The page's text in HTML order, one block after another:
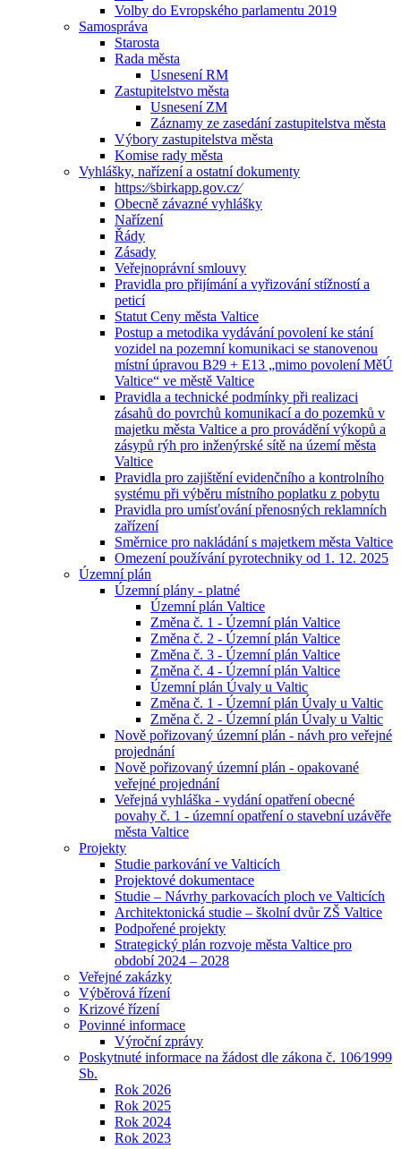
Volby do Evropského parlamentu 2019
Samospráva
Starosta
Rada města
Usnesení RM
Zastupitelstvo města
Usnesení ZM
Záznamy ze zasedání zastupitelstva města
Výbory zastupitelstva města
Komise rady města
Vyhlášky, nařízení a ostatní dokumenty
https:⁄⁄sbirkapp.gov.cz⁄
Obecně závazné vyhlášky
Nařízení
Řády
Zásady
Veřejnoprávní smlouvy
Pravidla pro přijímání a vyřizování stížností a
peticí
Statut Ceny města Valtice
Postup a metodika vydávání povolení ke stání
vozidel na pozemní komunikaci se stanovenou
místní úpravou B29 + E13 „mimo povolení MěÚ
Valtice“ ve městě Valtice
Pravidla a technické podmínky při realizaci
zásahů do povrchů komunikací a do pozemků v
majetku města Valtice a pro provádění výkopů a
zásypů rýh pro inženýrské sítě na území města
Valtice
Pravidla pro zajištění evidenčního a kontrolního
systému při výběru místního poplatku z pobytu
Pravidla pro umísťování přenosných reklamních
zařízení
Směrnice pro nakládání s majetkem města Valtice
Omezení používání pyrotechniky od 1. 12. 2025
Územní plán
Územní plány - platné
Územní plán Valtice
Změna č. 1 - Územní plán Valtice
Změna č. 2 - Územní plán Valtice
Změna č. 3 - Územní plán Valtice
Změna č. 4 - Územní plán Valtice
Územní plán Úvaly u Valtic
Změna č. 1 - Územní plán Úvaly u Valtic
Změna č. 2 - Územní plán Úvaly u Valtic
Nově pořizovaný územní plán - návh pro veřejné
projednání
Nově pořizovaný územní plán - opakované
veřejné projednání
Veřejná vyhláška - vydání opatření obecné
povahy č. 1 - územní opatření o stavební uzávěře
města Valtice
Projekty
Studie parkování ve Valticích
Projektové dokumentace
Studie – Návrhy parkovacích ploch ve Valticích
Architektonická studie – školní dvůr ZŠ Valtice
Podpořené projekty
Strategický plán rozvoje města Valtice pro
období 2024 – 2028
Veřejné zakázky
Výběrová řízení
Krizové řízení
Povinné informace
Výroční zprávy
Poskytnuté informace na žádost dle zákona č. 106⁄1999
Sb.
Rok 2026
Rok 2025
Rok 2024
Rok 2023